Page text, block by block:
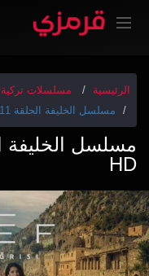
الرئيسية
مسلسلات تركية
مسلسل الخليفة الحلقة 11 كاملة مترجمة HD
HD